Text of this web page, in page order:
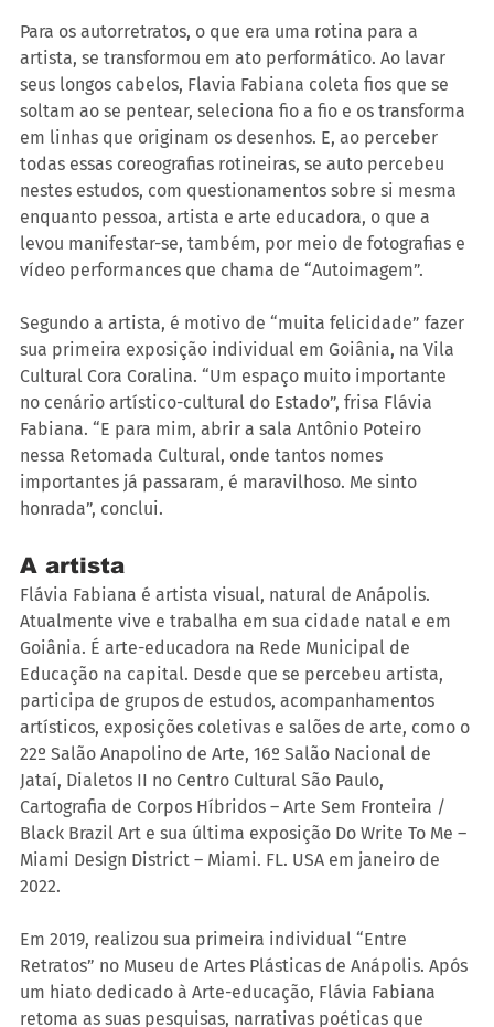
Para os autorretratos, o que era uma rotina para a
artista, se transformou em ato performático. Ao lavar
seus longos cabelos, Flavia Fabiana coleta fios que se
soltam ao se pentear, seleciona fio a fio e os transforma
em linhas que originam os desenhos. E, ao perceber
todas essas coreografias rotineiras, se auto percebeu
nestes estudos, com questionamentos sobre si mesma
enquanto pessoa, artista e arte educadora, o que a
levou manifestar-se, também, por meio de fotografias e
vídeo performances que chama de “Autoimagem”.
Segundo a artista, é motivo de “muita felicidade” fazer
sua primeira exposição individual em Goiânia, na Vila
Cultural Cora Coralina. “Um espaço muito importante
no cenário artístico-cultural do Estado”, frisa Flávia
Fabiana. “E para mim, abrir a sala Antônio Poteiro
nessa Retomada Cultural, onde tantos nomes
importantes já passaram, é maravilhoso. Me sinto
honrada”, conclui.
A artista
Flávia Fabiana é artista visual, natural de Anápolis.
Atualmente vive e trabalha em sua cidade natal e em
Goiânia. É arte-educadora na Rede Municipal de
Educação na capital. Desde que se percebeu artista,
participa de grupos de estudos, acompanhamentos
artísticos, exposições coletivas e salões de arte, como o
22º Salão Anapolino de Arte, 16º Salão Nacional de
Jataí, Dialetos II no Centro Cultural São Paulo,
Cartografia de Corpos Híbridos – Arte Sem Fronteira /
Black Brazil Art e sua última exposição Do Write To Me –
Miami Design District – Miami. FL. USA em janeiro de
2022.
Em 2019, realizou sua primeira individual “Entre
Retratos” no Museu de Artes Plásticas de Anápolis. Após
um hiato dedicado à Arte-educação, Flávia Fabiana
retoma as suas pesquisas, narrativas poéticas que